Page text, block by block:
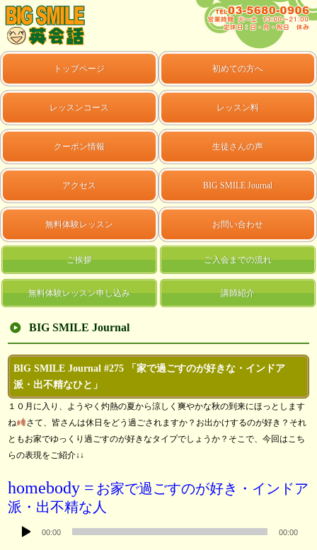
トップページ 初めての方へ
レッスンコース レッスン料
クーポン情報 生徒さんの声
アクセス BIG SMILE Journal
無料体験レッスン お問い合わせ
ご挨拶 ご入会までの流れ
無料体験レッスン申し込み 講師紹介
BIG SMILE Journal
BIG SMILE Journal #275 「家で過ごすのが好きな・インドア
派・出不精なひと」
１０月に入り、ようやく灼熱の夏から涼しく爽やかな秋の到来にほっとします
ね
さて、皆さんは休日をどう過ごされますか？お出かけするのが好き？それ
ともお家でゆっくり過ごすのが好きなタイプでしょうか？そこで、今回はこち
らの表現をご紹介↓↓
homebody = お家で過ごすのが好き・インドア
派・出不精な人
00:00 00:00